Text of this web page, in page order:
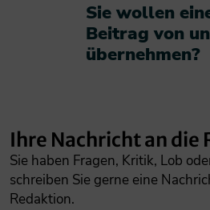
Sie wollen
Beitrag von
übernehmen?​
Ihre Nachricht an die
Sie haben Fragen, Kritik, Lob
schreiben Sie gerne eine
Redaktion.